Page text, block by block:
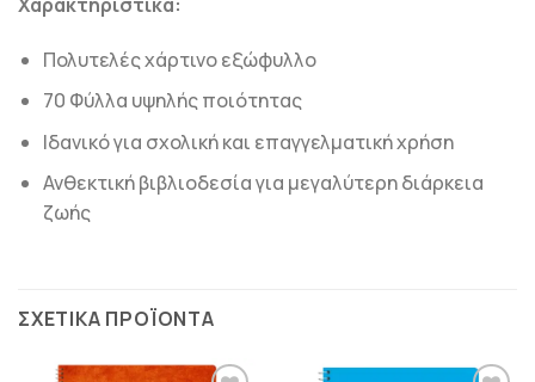
Πολυτελές χάρτινο εξώφυλλο
70 Φύλλα υψηλής ποιότητας
Ιδανικό για σχολική και επαγγελματική χρήση
Ανθεκτική βιβλιοδεσία για μεγαλύτερη διάρκεια
ζωής
ΣΧΕΤΙΚΆ ΠΡΟΪΌΝΤΑ